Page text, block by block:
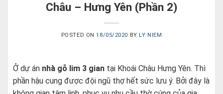
Châu – Hưng Yên (Phần 2)
POSTED ON18/05/2020 BY LY NIEM
Ở dự án nhà gỗ lim 3 gian tại Khoái Châu Hưng Yên. Thì
phần hậu cung được đội ngũ thợ hết sức lưu ý. Bởi đây là